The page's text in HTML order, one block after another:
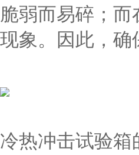
脆弱而易碎；
现象。因此，确
冷热冲击试验箱